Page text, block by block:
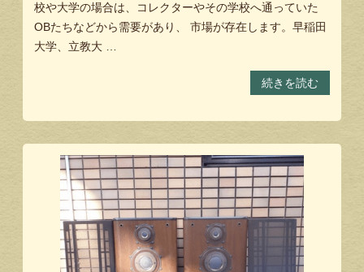
校や大学の場合は、コレクターやその学校へ通っていた
OBたちなどから需要があり、 市場が存在します。早稲田
大学、立教大 …
続きを読む